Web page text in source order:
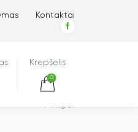
Kontaktai
Krepšelis
0
Atgal